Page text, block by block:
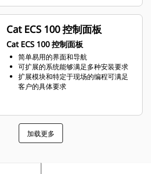
Cat ECS 100 控制面板
Cat ECS 100 控制面板
简单易用的界面和导航
可扩展的系统能够满足多种安装要求
扩展模块和特定于现场的编程可满足
客户的具体要求
加载更多